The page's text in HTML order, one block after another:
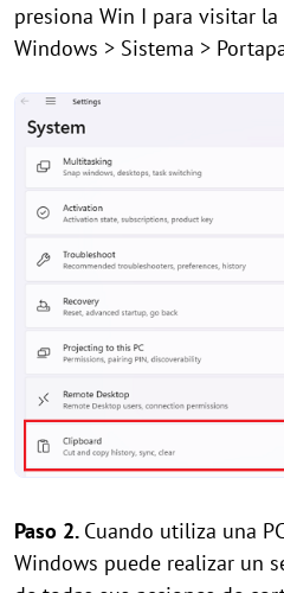
presiona Win I para visitar
Windows > Sistema >
Paso 2. Cuando utiliza una
Windows puede realizar un